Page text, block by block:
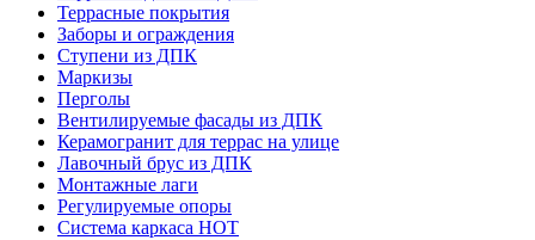
Террасные покрытия
Заборы и ограждения
Ступени из ДПК
Маркизы
Перголы
Вентилируемые фасады из ДПК
Керамогранит для террас на улице
Лавочный брус из ДПК
Монтажные лаги
Регулируемые опоры
Система каркаса НОТ